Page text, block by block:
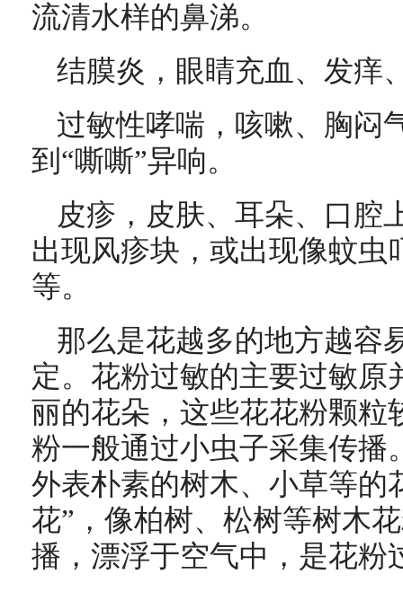
流清水样的鼻涕。
结膜炎，眼睛充血、发痒
过敏性哮喘，咳嗽、胸闷
到“嘶嘶”异响。
皮疹，皮肤、耳朵、口腔
出现风疹块，或出现像蚊虫
等。
那么是花越多的地方越容
定。花粉过敏的主要过敏原
丽的花朵，这些花花粉颗粒
粉一般通过小虫子采集传播
外表朴素的树木、小草等的
花”，像柏树、松树等树木
播，漂浮于空气中，是花粉